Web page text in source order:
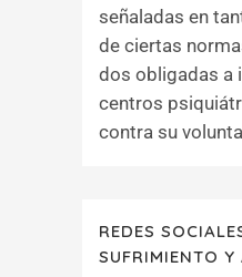
señaladas en
de ciertas
dos obligadas a
centros
contra su
REDES
SUFRIMIENTO